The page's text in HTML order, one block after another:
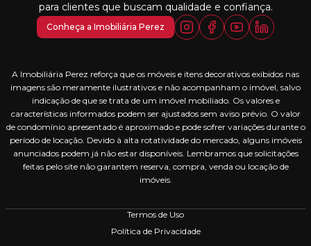
para clientes que buscam qualidade e confiança.
Conheça a Imobiliária Perez
A Imobiliária Perez reforça que os móveis e itens decorativos exibidos nas
imagens são meramente ilustrativos e não acompanham o imóvel, salvo
indicação de que se trata de um imóvel mobiliado. Os valores e
características informados podem ser ajustados sem aviso prévio. O valor
de condomínio apresentado é aproximado e pode sofrer variações durante o
período de locação. Devido à alta rotatividade do mercado, alguns imóveis
anunciados podem já não estar disponíveis. Lembramos que solicitações
feitas pelo site não garantem reserva, compra, venda ou locação de
imóveis.
Termos de Uso
Política de Privacidade